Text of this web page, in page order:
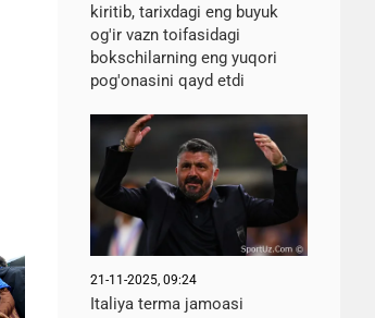
kiritib, tarixdagi eng buyuk
og'ir vazn toifasidagi
bokschilarning eng yuqori
pog'onasini qayd etdi
21-11-2025, 09:24
Italiya terma jamoasi